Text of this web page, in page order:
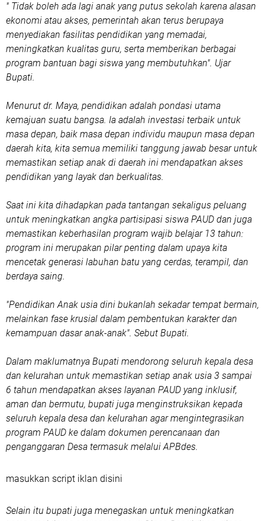
" Tidak boleh ada lagi anak yang putus sekolah karena alasan
ekonomi atau akses, pemerintah akan terus berupaya
menyediakan fasilitas pendidikan yang memadai,
meningkatkan kualitas guru, serta memberikan berbagai
program bantuan bagi siswa yang membutuhkan". Ujar
Bupati.
Menurut dr. Maya, pendidikan adalah pondasi utama
kemajuan suatu bangsa. Ia adalah investasi terbaik untuk
masa depan, baik masa depan individu maupun masa depan
daerah kita, kita semua memiliki tanggung jawab besar untuk
memastikan setiap anak di daerah ini mendapatkan akses
pendidikan yang layak dan berkualitas.
Saat ini kita dihadapkan pada tantangan sekaligus peluang
untuk meningkatkan angka partisipasi siswa PAUD dan juga
memastikan keberhasilan program wajib belajar 13 tahun:
program ini merupakan pilar penting dalam upaya kita
mencetak generasi labuhan batu yang cerdas, terampil, dan
berdaya saing.
"Pendidikan Anak usia dini bukanlah sekadar tempat bermain,
melainkan fase krusial dalam pembentukan karakter dan
kemampuan dasar anak-anak". Sebut Bupati.
Dalam maklumatnya Bupati mendorong seluruh kepala desa
dan kelurahan untuk memastikan setiap anak usia 3 sampai
6 tahun mendapatkan akses layanan PAUD yang inklusif,
aman dan bermutu, bupati juga menginstruksikan kepada
seluruh kepala desa dan kelurahan agar mengintegrasikan
program PAUD ke dalam dokumen perencanaan dan
penganggaran Desa termasuk melalui APBdes.
masukkan script iklan disini
Selain itu bupati juga menegaskan untuk meningkatkan